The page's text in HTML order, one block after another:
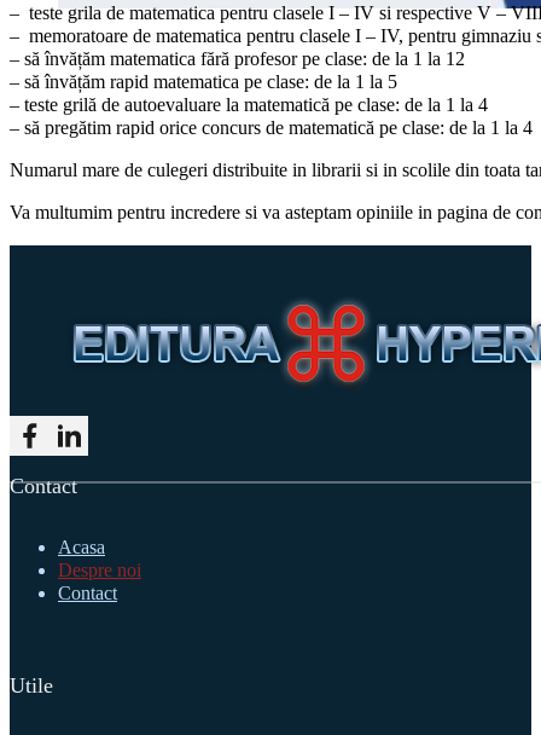
– teste grila de matematica pentru clasele I – IV si respective V –
– memoratoare de matematica pentru clasele I – IV, pentru gimnaziu
– să învățăm matematica fără profesor pe clase: de la 1 la 12
– să învățăm rapid matematica pe clase: de la 1 la 5
– teste grilă de autoevaluare la matematică pe clase: de la 1 la 4
– să pregătim rapid orice concurs de matematică pe clase: de la 1 la 4
Numarul mare de culegeri distribuite in librarii si in scolile din toata
Va multumim pentru incredere si va asteptam opiniile in pagina de
Follow me on Facebook
Follow me on LinkedIn
Contact
Acasa
Despre noi
Contact
Utile